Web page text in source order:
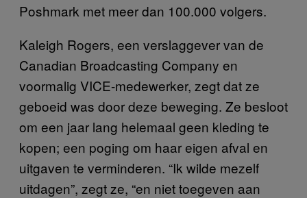
Poshmark met meer dan 100.000 volgers.
Kaleigh Rogers, een verslaggever van de
Canadian Broadcasting Company en
voormalig VICE-medewerker, zegt dat ze
geboeid was door deze beweging. Ze besloot
om een jaar lang helemaal geen kleding te
kopen; een poging om haar eigen afval en
uitgaven te verminderen. “Ik wilde mezelf
uitdagen”, zegt ze, “en niet toegeven aan